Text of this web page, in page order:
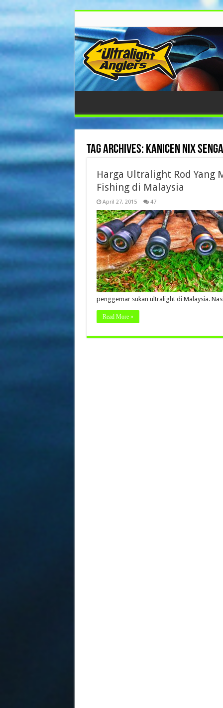
Tag Archives: kanicen nix
Harga Ultralight Rod
Fishing di Malaysia
April 27, 2015 47
penggemar sukan ultralight di Malaysia.
Read More »